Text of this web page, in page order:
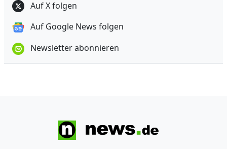
Auf X folgen
Auf Google News folgen
Newsletter abonnieren